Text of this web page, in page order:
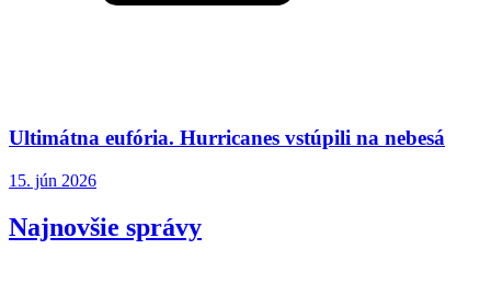
Ultimátna eufória. Hurricanes vstúpili na nebesá
15. jún 2026
Najnovšie správy